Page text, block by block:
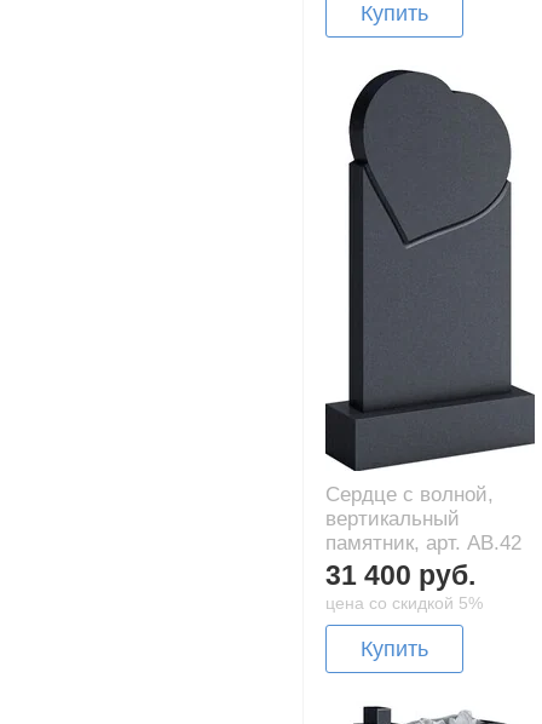
Купить
Сердце с волной,
вертикальный
памятник, арт. AB.42
31 400 руб.
цена со скидкой 5%
Купить